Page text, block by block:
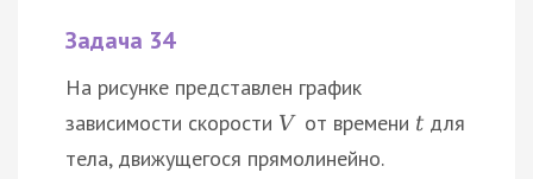
Задача 34
На рисунке представлен график
зависимости скорости V от времени t для
тела, движущегося прямолинейно.